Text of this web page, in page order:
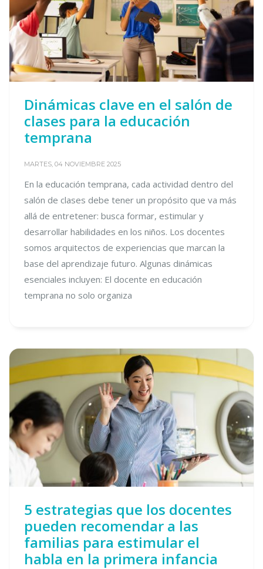
Dinámicas clave en el salón de
clases para la educación
temprana
MARTES, 04 NOVIEMBRE 2025
En la educación temprana, cada actividad dentro del
salón de clases debe tener un propósito que va más
allá de entretener: busca formar, estimular y
desarrollar habilidades en los niños. Los docentes
somos arquitectos de experiencias que marcan la
base del aprendizaje futuro. Algunas dinámicas
esenciales incluyen: El docente en educación
temprana no solo organiza
5 estrategias que los docentes
pueden recomendar a las
familias para estimular el
habla en la primera infancia